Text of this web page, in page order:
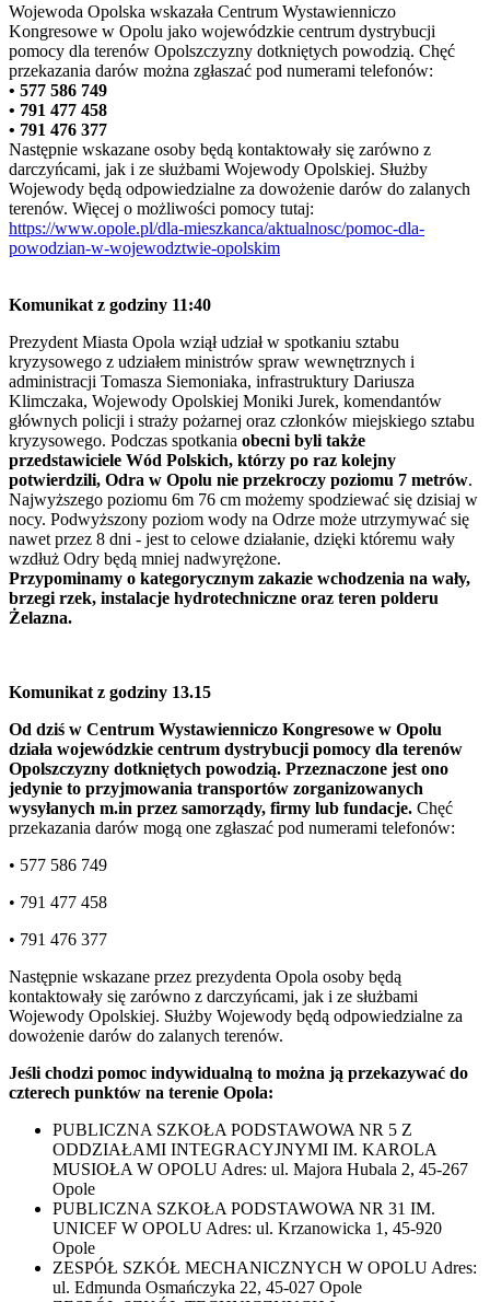
Wojewoda Opolska wskazała Centrum Wystawienniczo
Kongresowe w Opolu jako wojewódzkie centrum dystrybucji
pomocy dla terenów Opolszczyzny dotkniętych powodzią. Chęć
przekazania darów można zgłaszać pod numerami telefonów:
• 577 586 749
• 791 477 458
• 791 476 377
Następnie wskazane osoby będą kontaktowały się zarówno z
darczyńcami, jak i ze służbami Wojewody Opolskiej. Służby
Wojewody będą odpowiedzialne za dowożenie darów do zalanych
terenów. Więcej o możliwości pomocy tutaj:
https://www.opole.pl/dla-mieszkanca/aktualnosc/pomoc-dla-
powodzian-w-wojewodztwie-opolskim
Komunikat z godziny 11:40
Prezydent Miasta Opola wziął udział w spotkaniu sztabu
kryzysowego z udziałem ministrów spraw wewnętrznych i
administracji Tomasza Siemoniaka, infrastruktury Dariusza
Klimczaka, Wojewody Opolskiej Moniki Jurek, komendantów
głównych policji i straży pożarnej oraz członków miejskiego sztabu
kryzysowego. Podczas spotkania obecni byli także
przedstawiciele Wód Polskich, którzy po raz kolejny
potwierdzili, Odra w Opolu nie przekroczy poziomu 7 metrów.
Najwyższego poziomu 6m 76 cm możemy spodziewać się dzisiaj w
nocy. Podwyższony poziom wody na Odrze może utrzymywać się
nawet przez 8 dni - jest to celowe działanie, dzięki któremu wały
wzdłuż Odry będą mniej nadwyrężone.
Przypominamy o kategorycznym zakazie wchodzenia na wały,
brzegi rzek, instalacje hydrotechniczne oraz teren polderu
Żelazna.
Komunikat z godziny 13.15
Od dziś w Centrum Wystawienniczo Kongresowe w Opolu
działa wojewódzkie centrum dystrybucji pomocy dla terenów
Opolszczyzny dotkniętych powodzią. Przeznaczone jest ono
jedynie to przyjmowania transportów zorganizowanych
wysyłanych m.in przez samorządy, firmy lub fundacje. Chęć
przekazania darów mogą one zgłaszać pod numerami telefonów:
• 577 586 749
• 791 477 458
• 791 476 377
Następnie wskazane przez prezydenta Opola osoby będą
kontaktowały się zarówno z darczyńcami, jak i ze służbami
Wojewody Opolskiej. Służby Wojewody będą odpowiedzialne za
dowożenie darów do zalanych terenów.
Jeśli chodzi pomoc indywidualną to można ją przekazywać do
czterech punktów na terenie Opola:
PUBLICZNA SZKOŁA PODSTAWOWA NR 5 Z
ODDZIAŁAMI INTEGRACYJNYMI IM. KAROLA
MUSIOŁA W OPOLU Adres: ul. Majora Hubala 2, 45-267
Opole
PUBLICZNA SZKOŁA PODSTAWOWA NR 31 IM.
UNICEF W OPOLU Adres: ul. Krzanowicka 1, 45-920
Opole
ZESPÓŁ SZKÓŁ MECHANICZNYCH W OPOLU Adres:
ul. Edmunda Osmańczyka 22, 45-027 Opole